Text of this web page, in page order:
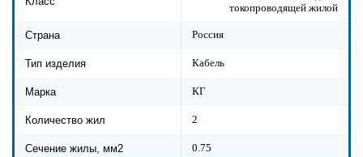
токопроводящей жилой
Страна Россия
Тип изделия Кабель
Марка КГ
Количество жил 2
Сечение жилы, мм2 0.75